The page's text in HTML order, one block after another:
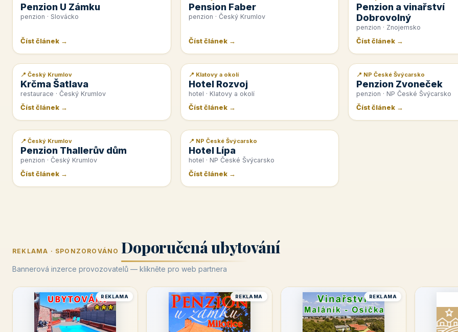
Penzion U Zámku
penzion · Slovácko
Číst článek →
Pension Faber
penzion · Český Krumlov
Číst článek →
Penzion a vinařství
Dobrovolný
penzion · Znojemsko
Číst článek →
📰 PR článek
📍 Český Krumlov
Krčma Šatlava
restaurace · Český Krumlov
Číst článek →
📰 PR článek
📍 Klatovy a okolí
Hotel Rozvoj
hotel · Klatovy a okolí
Číst článek →
📰 PR článek
📍 NP České Švýcarsko
Penzion Zvoneček
penzion · NP České Švýcarsko
Číst článek →
📰 PR článek
📍 Český Krumlov
Penzion Thallerův dům
penzion · Český Krumlov
Číst článek →
📰 PR článek
📍 NP České Švýcarsko
Hotel Lípa
hotel · NP České Švýcarsko
Číst článek →
REKLAMA · SPONZOROVÁNO Doporučená ubytování
Bannerová inzerce provozovatelů — klikněte pro web partnera
REKLAMA REKLAMA REKLAMA